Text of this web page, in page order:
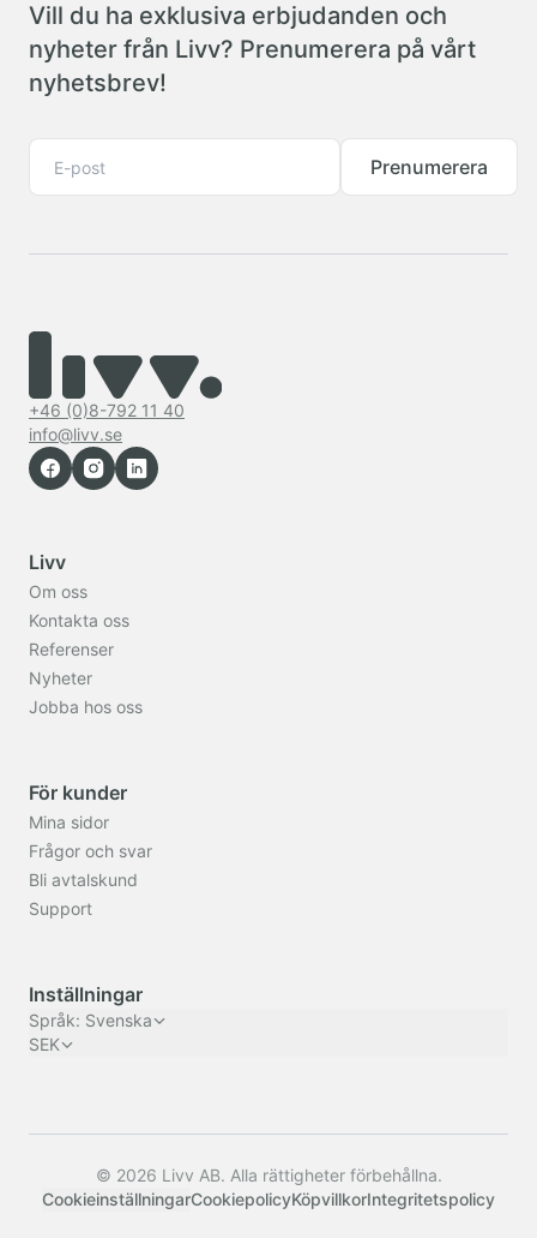
Vill du ha exklusiva erbjudanden och
nyheter från Livv? Prenumerera på vårt
nyhetsbrev!
Prenumerera
+46 (0)8-792 11 40
info@livv.se
Livv
Om oss
Kontakta oss
Referenser
Nyheter
Jobba hos oss
För kunder
Mina sidor
Frågor och svar
Bli avtalskund
Support
Inställningar
Språk: Svenska
SEK
© 2026 Livv AB. Alla rättigheter förbehållna.
CookieinställningarCookiepolicyKöpvillkorIntegritetspolicy